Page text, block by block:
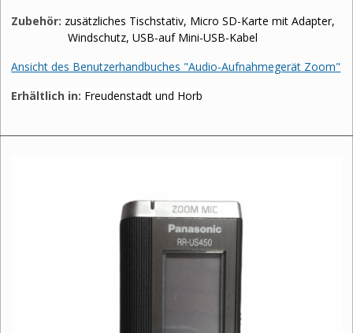
Zubehör: zusätzliches Tischstativ, Micro SD-Karte mit Adapter,
Windschutz, USB-auf Mini-USB-Kabel
Ansicht des Benutzerhandbuches "Audio-Aufnahmegerät Zoom"
Erhältlich in: Freudenstadt und Horb